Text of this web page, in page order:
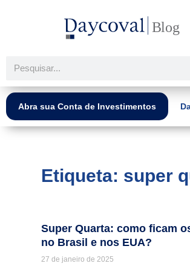
Pesquisar
Abra sua Conta de Investimentos
Etiqueta: super
Super Quarta: como ficam
no Brasil e nos EUA?
27 de janeiro de 2025